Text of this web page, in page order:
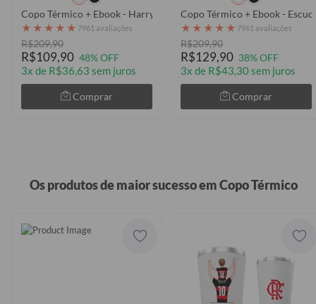
Copo Térmico + Ebook - Harry Potter - College Style Lufa-Lufa
★ ★ ★ ★ ★ 7961 avaliações
R$209,90
R$109,90 48% OFF
3x de R$36,63 sem juros
Comprar
Copo Térmico + Ebook -
★ ★ ★ ★ ★ 7961 avaliações
R$209,90
R$129,90 38% OFF
3x de R$43,30 sem juros
Comprar
Os produtos de maior sucesso em Copo Térmico